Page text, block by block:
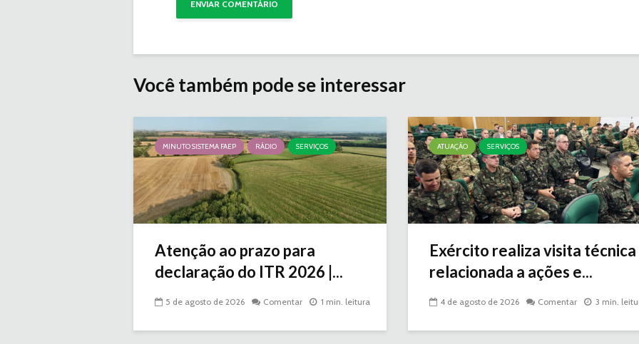
Você também pode se interessar
MINUTO SISTEMA FAEP RÁDIO SERVIÇOS
Atenção ao prazo para
declaração do ITR 2026 |...
5 de agosto de 2026 Comentar 1 min. leitura
ATUAÇÃO SERVIÇOS
Exército realiza visita técnica
relacionada a ações e...
4 de agosto de 2026 Comentar 3 min.